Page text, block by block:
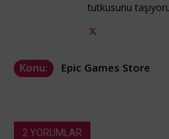
tutkusunu
Konu: Epic Games Store
2 YORUMLAR